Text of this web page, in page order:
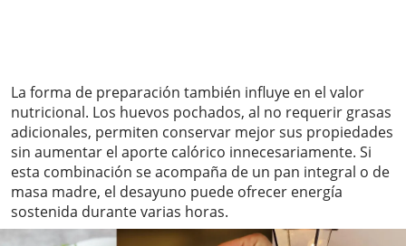
La forma de preparación también influye en el valor
nutricional. Los huevos pochados, al no requerir grasas
adicionales, permiten conservar mejor sus propiedades
sin aumentar el aporte calórico innecesariamente. Si
esta combinación se acompaña de un pan integral o de
masa madre, el desayuno puede ofrecer energía
sostenida durante varias horas.